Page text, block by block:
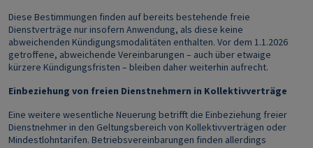
Diese Bestimmungen finden auf bereits bestehende freie
Dienstverträge nur insofern Anwendung, als diese keine
abweichenden Kündigungsmodalitäten enthalten. Vor dem 1.1.2026
getroffene, abweichende Vereinbarungen – auch über etwaige
kürzere Kündigungsfristen – bleiben daher weiterhin aufrecht.
Einbeziehung von freien Dienstnehmern in Kollektivverträge
Eine weitere wesentliche Neuerung betrifft die Einbeziehung freier
Dienstnehmer in den Geltungsbereich von Kollektivverträgen oder
Mindestlohntarifen. Betriebsvereinbarungen finden allerdings